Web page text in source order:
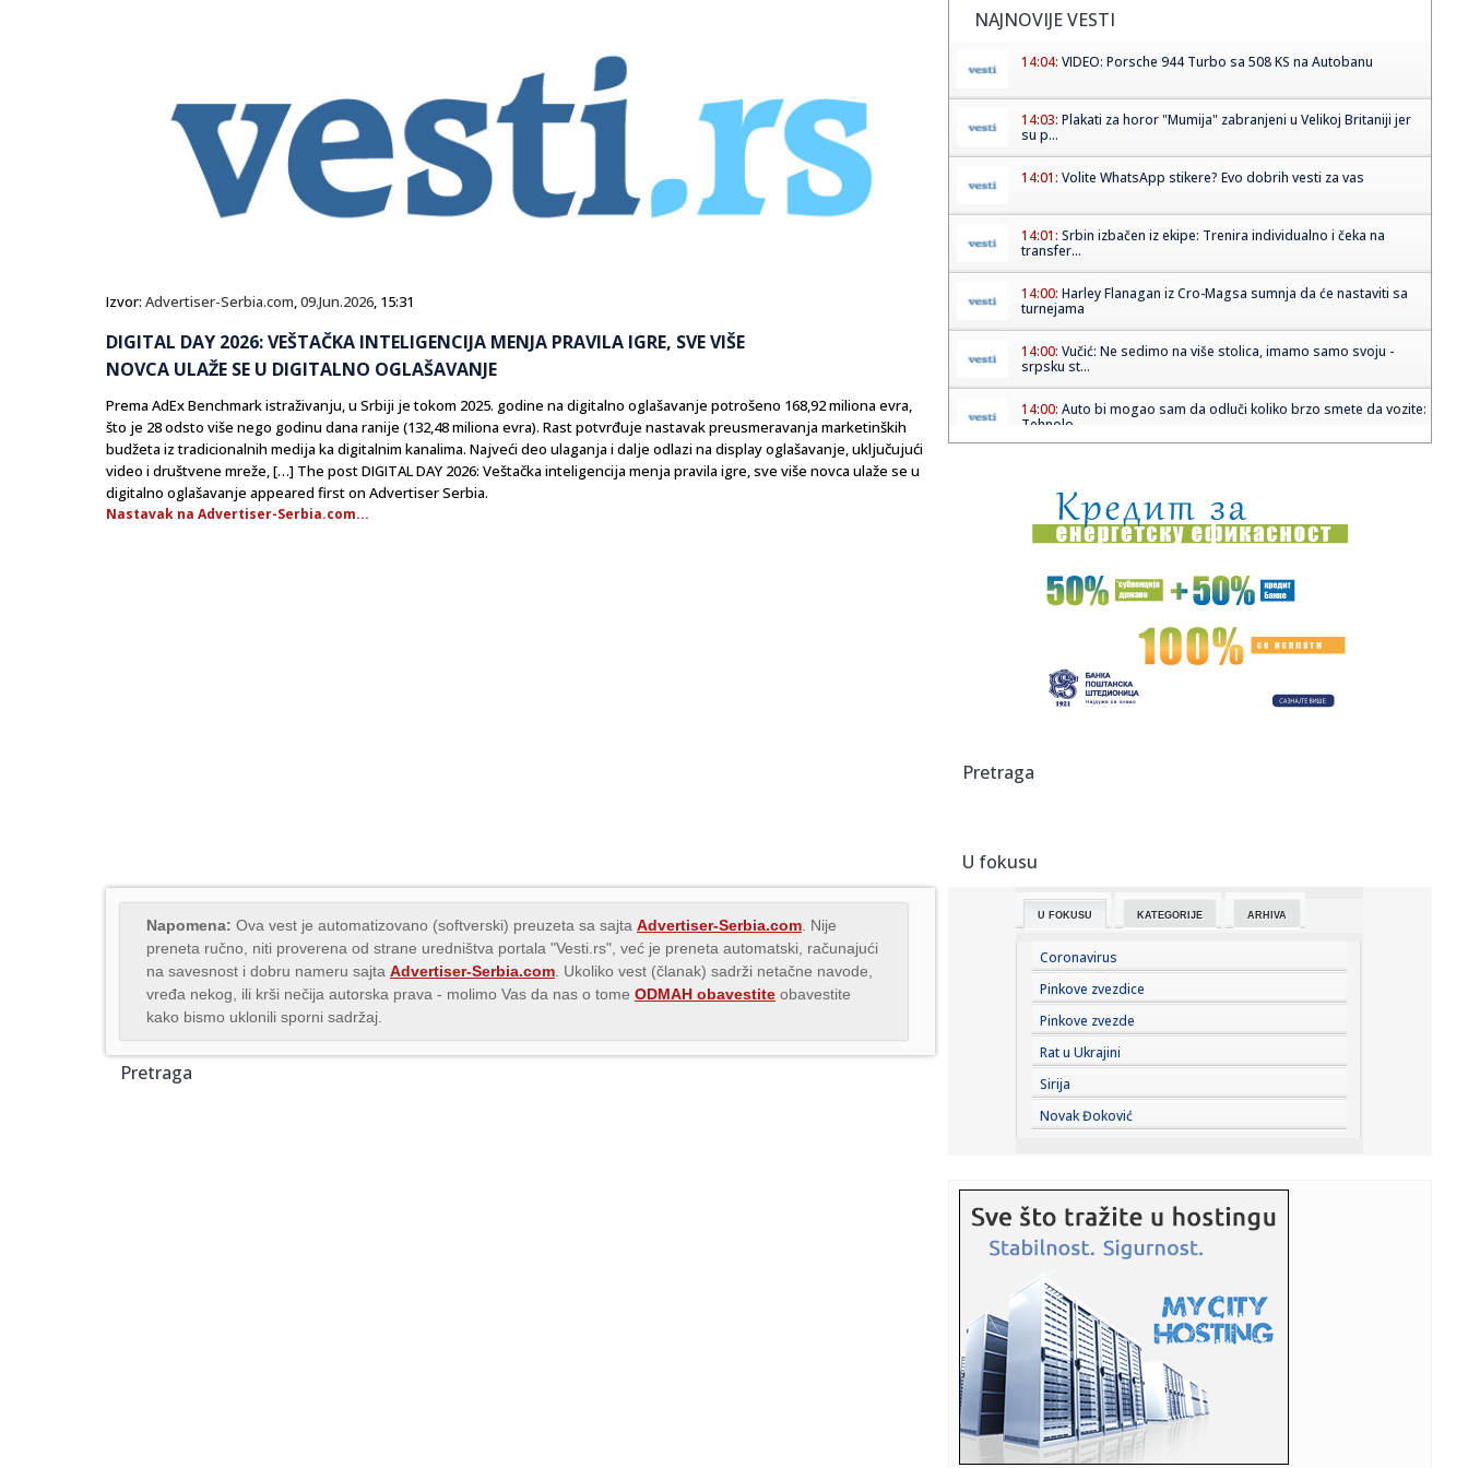
Izvor: Advertiser-Serbia.com,09.Jun.2026, 15:31
DIGITAL DAY 2026: VEŠTAČKA INTELIGENCIJA MENJA PRAVILA IGRE, SVE VIŠE
NOVCA ULAŽE SE U DIGITALNO OGLAŠAVANJE
Prema AdEx Benchmark istraživanju, u Srbiji je tokom 2025. godine na digitalno oglašavanje potrošeno 168,92 miliona evra,
što je 28 odsto više nego godinu dana ranije (132,48 miliona evra). Rast potvrđuje nastavak preusmeravanja marketinških
budžeta iz tradicionalnih medija ka digitalnim kanalima. Najveći deo ulaganja i dalje odlazi na display oglašavanje, uključujući
video i društvene mreže, […] The post DIGITAL DAY 2026: Veštačka inteligencija menja pravila igre, sve više novca ulaže se u
digitalno oglašavanje appeared first on Advertiser Serbia.
Nastavak na Advertiser-Serbia.com...
Napomena: Ova vest je automatizovano (softverski) preuzeta sa sajta Advertiser-Serbia.com . Nije
preneta ručno, niti proverena od strane uredništva portala "Vesti.rs", već je preneta automatski, računajući
na savesnost i dobru nameru sajta Advertiser-Serbia.com . Ukoliko vest (članak) sadrži netačne navode,
vređa nekog, ili krši nečija autorska prava - molimo Vas da nas o tome ODMAH obavestite obavestite
kako bismo uklonili sporni sadržaj.
Pretraga
NAJNOVIJE VESTI
14:04: VIDEO: Porsche 944 Turbo sa 508 KS na Autobanu
14:03: Plakati za horor "Mumija" zabranjeni u Velikoj Britaniji jer
su p...
14:01: Volite WhatsApp stikere? Evo dobrih vesti za vas
14:01: Srbin izbačen iz ekipe: Trenira individualno i čeka na
transfer...
14:00: Harley Flanagan iz Cro-Magsa sumnja da će nastaviti sa
turnejama
14:00: Vučić: Ne sedimo na više stolica, imamo samo svoju -
srpsku st...
14:00: Auto bi mogao sam da odluči koliko brzo smete da vozite:
Tehnolo...
13:56:Jezivi detalji tragedije u Borči: Krenuo po drva, a onda se
za...
13:54:ANGOLA NAPUSTIO EVROLIGU I OTIŠAO U JAPAN: Bivši
košarkaš Par...
Nova studija: Manji unos proteina mogao bi da doprinese
13:53:Tom Holand otkrio najgoru stranu kostima Spajdermena:
13:47:
13:47:
Eskobarova "Katedrala": Luksuzni zatvor koji je izgradio
13:47:Brutalno udarila rivalku pa poručila: Privilegija bijelaca
(VIDE...
13:46:"Ostavljeni sin Asmina Durdžića" u stvari je poznati
tiktoker? ...
13:45:Zenit stiže u Beograd i testira Partizan
13:39: Vučić otkrio koliko ljudi je već na platformi "Ko si, bre, ti?...
13:34:
13:34:VELIKA PROMENA U SRPSKOM RUKOMETU: Savez dobio
novo ime i grb, ev...
13:33:Žive legende NFL: Bris, Fidžerald, Kikli, Vinatrijer i Kreg u
13:33:Vučić: U slučaju da blokaderi pobede Srbiju bi čekao haos
Pretraga
U fokusu
U FOKUSU KATEGORIJE ARHIVA
Coronavirus
Pinkove zvezdice
Pinkove zvezde
Rat u Ukrajini
Sirija
Novak Đoković